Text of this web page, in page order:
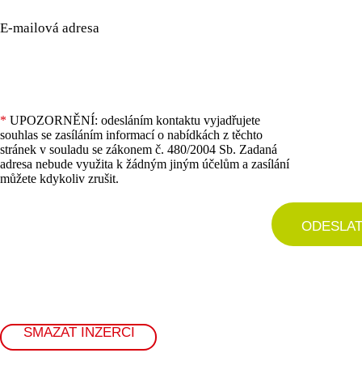
E-mailová adresa
* UPOZORNĚNÍ: odesláním kontaktu vyjadřujete
souhlas se zasíláním informací o nabídkách z těchto
stránek v souladu se zákonem č. 480/2004 Sb. Zadaná
adresa nebude využita k žádným jiným účelům a zasílání
můžete kdykoliv zrušit.
ODESLAT
SMAZAT INZERCI